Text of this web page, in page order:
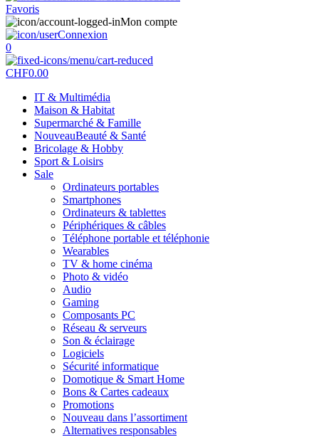
Favoris
Mon compte
Connexion
0
CHF0.00
IT & Multimédia
Maison & Habitat
Supermarché & Famille
NouveauBeauté & Santé
Bricolage & Hobby
Sport & Loisirs
Sale
Ordinateurs portables
Smartphones
Ordinateurs & tablettes
Périphériques & câbles
Téléphone portable et téléphonie
Wearables
TV & home cinéma
Photo & vidéo
Audio
Gaming
Composants PC
Réseau & serveurs
Son & éclairage
Logiciels
Sécurité informatique
Domotique & Smart Home
Bons & Cartes cadeaux
Promotions
Nouveau dans l’assortiment
Alternatives responsables